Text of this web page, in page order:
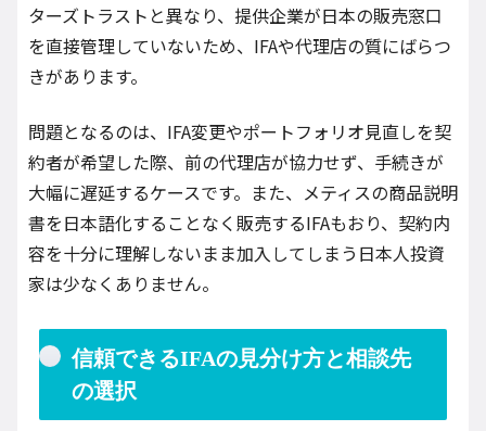
ターズトラストと異なり、提供企業が日本の販売窓口
を直接管理していないため、IFAや代理店の質にばらつ
きがあります。
問題となるのは、IFA変更やポートフォリオ見直しを契
約者が希望した際、前の代理店が協力せず、手続きが
大幅に遅延するケースです。また、メティスの商品説明
書を日本語化することなく販売するIFAもおり、契約内
容を十分に理解しないまま加入してしまう日本人投資
家は少なくありません。
信頼できるIFAの見分け方と相談先
の選択